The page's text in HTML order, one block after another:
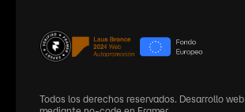
Todos los derechos reservados. Desarrollo web